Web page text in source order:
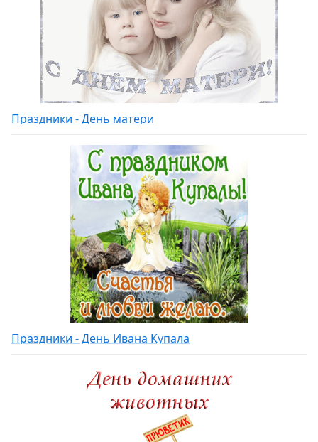
Праздники - День матери
Праздники - День Ивана Купала